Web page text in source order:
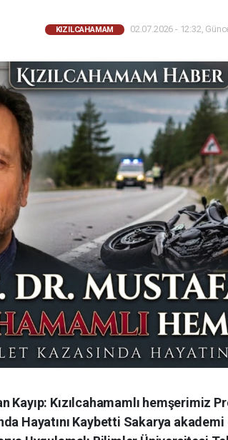
KIZILCAHAMAM 02.07.2026 - 12:32,
Kayıp: Kızılcahamamlı hemşerimiz
Hayatını Kaybetti Sakarya akademi